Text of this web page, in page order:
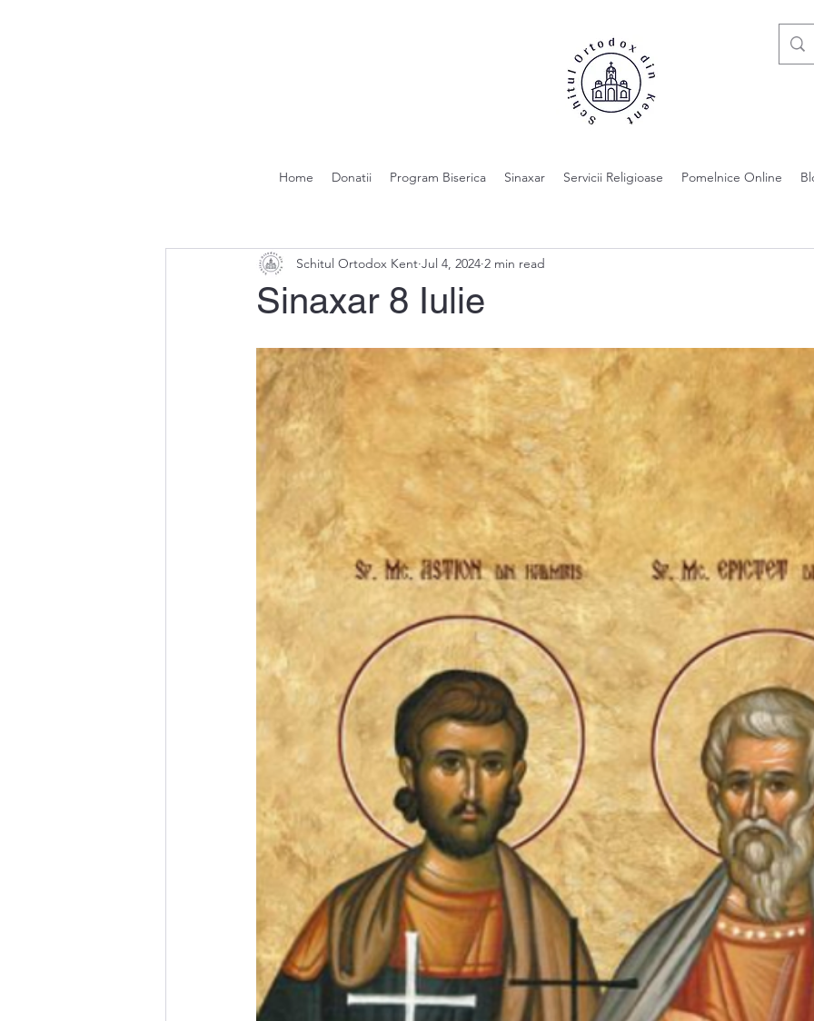
Home Donatii Program Biserica Sinaxar Servicii Religioase Pomelnice Online
Sinaxar 8 Iulie
Schitul Ortodox Kent Jul 4, 2024 2 min read